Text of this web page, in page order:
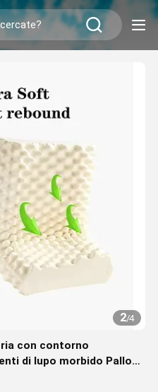
2/4
con contorno
di lupo morbido Pallone